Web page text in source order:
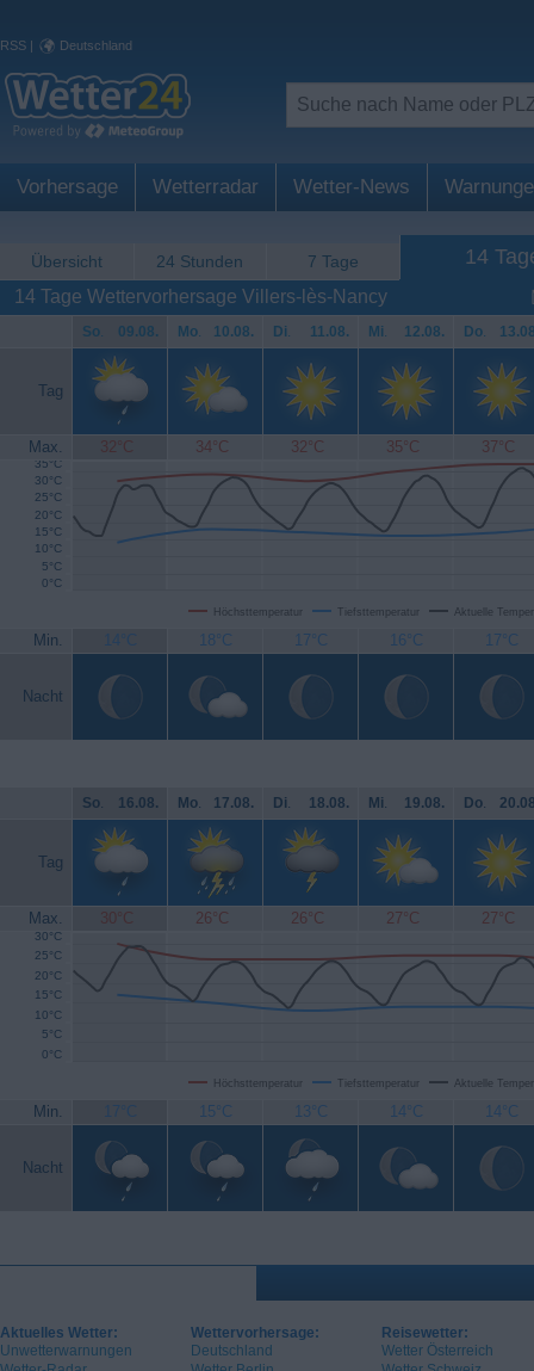
RSS | Deutschland
Vorhersage Wetterradar Wetter-News
Übersicht 24 Stunden 7 Tage 14
14 Tage Wettervorhersage Villers-lès-Nancy
So. 09.08. Mo. 10.08. Di. 11.08. Mi. 12.08. Do.
Tag
Max. 32°C 34°C 32°C 35°C 37°C
Höchsttemperatur Tiefsttemperatur Aktuelle
0°C
5°C
10°C
15°C
20°C
25°C
30°C
35°C
Min. 14°C 18°C 17°C 16°C 17°C
Nacht
So. 16.08. Mo. 17.08. Di. 18.08. Mi. 19.08. Do.
Tag
Max. 30°C 26°C 26°C 27°C 27°C
Höchsttemperatur Tiefsttemperatur Aktuelle
0°C
5°C
10°C
15°C
20°C
25°C
30°C
Min. 17°C 15°C 13°C 14°C 14°C
Nacht
Aktuelles Wetter:
Unwetterwarnungen
Wettervorhersage:
Deutschland
Reisewetter:
Wetter Österreich